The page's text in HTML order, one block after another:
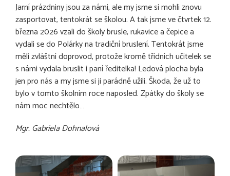
Jarní prázdniny jsou za námi, ale my jsme si mohli znovu
zasportovat, tentokrát se školou. A tak jsme ve čtvrtek 12.
března 2026 vzali do školy brusle, rukavice a čepice a
vydali se do Polárky na tradiční bruslení. Tentokrát jsme
měli zvláštní doprovod, protože kromě třídních učitelek se
s námi vydala bruslit i paní ředitelka! Ledová plocha byla
jen pro nás a my jsme si ji parádně užili. Škoda, že už to
bylo v tomto školním roce naposled. Zpátky do školy se
nám moc nechtělo…
Mgr. Gabriela Dohnalová